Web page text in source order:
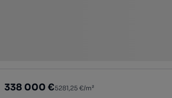
338 000 €5281,25 €/m²